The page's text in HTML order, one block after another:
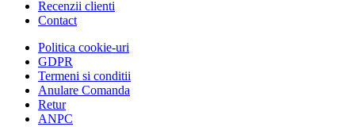
Recenzii clienti
Contact
Politica cookie-uri
GDPR
Termeni si conditii
Anulare Comanda
Retur
ANPC